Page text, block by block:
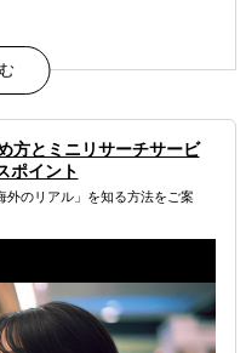
略」を、常識を覆すスピ
８００円（税別）、国家
ても安心
方とミニリサーチサービ
ポイント
外のリアル」を知る方法をご案